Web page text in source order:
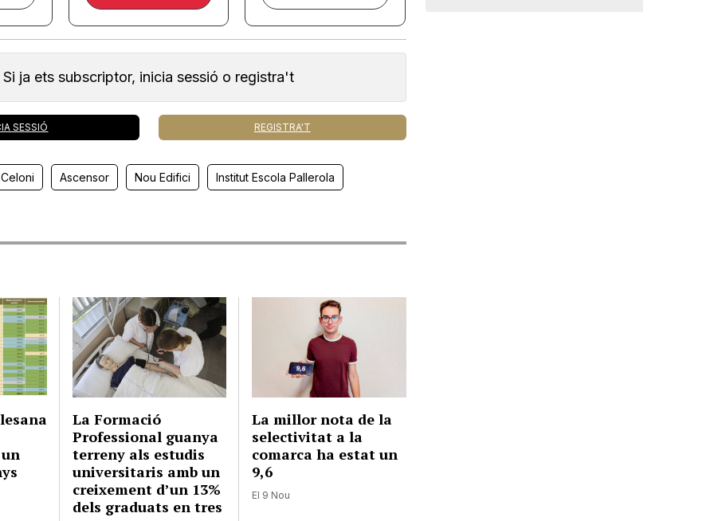
Si ja ets subscriptor, inicia sessió o registra't
SESSIÓ REGISTRA'T
Ascensor Nou Edifici Institut Escola Pallerola
La Formació
Professional guanya
terreny als estudis
universitaris amb un
creixement d’un 13%
dels graduats en tres
La millor nota de la
selectivitat a la
comarca ha estat un
9,6
El 9 Nou